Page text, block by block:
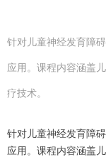
针对儿童神经发育障
应用。课程内容涵盖
疗技术。
针对儿童神经发育障
应用。课程内容涵盖